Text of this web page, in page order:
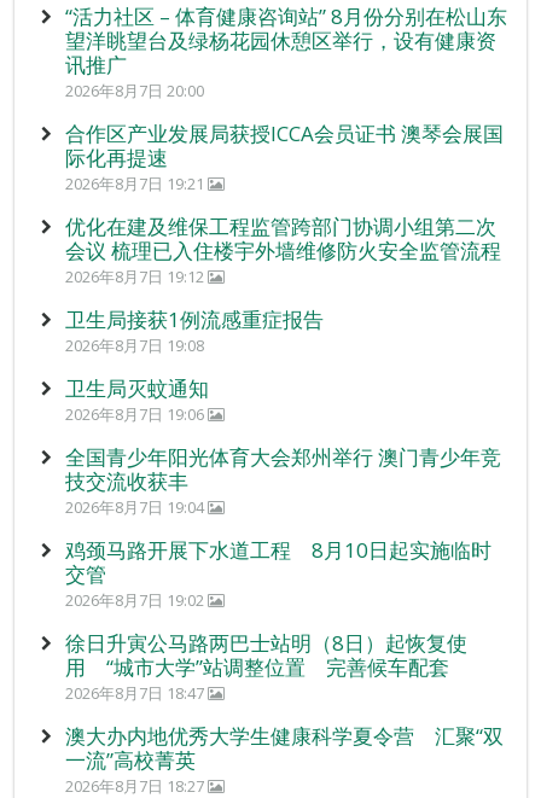
“活力社区 – 体育健康咨询站” 8月份分别在松山东
望洋眺望台及绿杨花园休憩区举行，设有健康资
讯推广
2026年8月7日 20:00
合作区产业发展局获授ICCA会员证书 澳琴会展国
际化再提速
2026年8月7日 19:21
优化在建及维保工程监管跨部门协调小组第二次
会议 梳理已入住楼宇外墙维修防火安全监管流程
2026年8月7日 19:12
卫生局接获1例流感重症报告
2026年8月7日 19:08
卫生局灭蚊通知
2026年8月7日 19:06
全国青少年阳光体育大会郑州举行 澳门青少年竞
技交流收获丰
2026年8月7日 19:04
鸡颈马路开展下水道工程 8月10日起实施临时
交管
2026年8月7日 19:02
徐日升寅公马路两巴士站明（8日）起恢复使
用 “城市大学”站调整位置 完善候车配套
2026年8月7日 18:47
澳大办内地优秀大学生健康科学夏令营 汇聚“双
一流”高校菁英
2026年8月7日 18:27